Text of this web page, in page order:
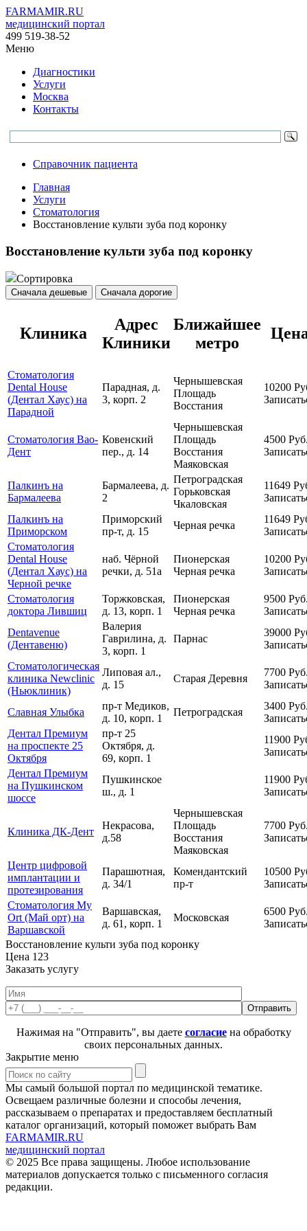
FARMAMIR.RU
медицинский портал
499 519-38-52
Меню
Диагностики
Услуги
Москва
Контакты
Справочник пациента
Главная
Услуги
Стоматология
Восстановление культи зуба под коронку
Восстановление культи зуба под коронку
Сортировка
Сначала дешевые Сначала дорогие
Клиника
Адрес
Клиники
Ближайшее
метро
Стоматология
Dental House
(Дентал Хаус) на
Парадной
Парадная, д.
3, корп. 2
Чернышевская
Площадь
Восстания
10200
Стоматология Вао-
Дент
Ковенский
пер., д. 14
Чернышевская
Площадь
Восстания
Маяковская
4500
Палкинъ на
Бармалеева
Бармалеева, д.
2
Петроградская
Горьковская
Чкаловская
11649
Палкинъ на
Приморском
Приморский
пр-т, д. 15
Черная речка
11649
Стоматология
Dental House
(Дентал Хаус) на
Черной речке
наб. Чёрной
речки, д. 51а
Пионерская
Черная речка
10200
Стоматология
доктора Лившиц
Торжковская,
д. 13, корп. 1
Пионерская
Черная речка
9500
Dentavenue
(Дентавеню)
Валерия
Гаврилина, д.
3, корп. 1
Парнас
39000
Стоматологическая
клиника Newclinic
(Ньюклиник)
Липовая ал.,
д. 15
Старая Деревня
7700
Славная Улыбка
пр-т Медиков,
д. 10, корп. 1
Петроградская
3400
Дентал Премиум
на проспекте 25
Октября
пр-т 25
Октября, д.
69, корп. 1
11900
Дентал Премиум
на Пушкинском
шоссе
Пушкинское
ш., д. 1
11900
Клиника ДК-Дент
Некрасова,
д.58
Чернышевская
Площадь
Восстания
Маяковская
7700
Центр цифровой
имплантации и
протезирования
Парашютная,
д. 34/1
Комендантский
пр-т
10500
Стоматология My
Ort (Май орт) на
Варшавской
Варшавская,
д. 61, корп. 1
Московская
6500
Восстановление культи зуба под коронку
Цена 123
Заказать услугу
Нажимая на "Отправить", вы даете согласиена обработку
своих персональных данных.
Закрытие меню
Мы самый большой портал по медицинской тематике.
Освещаем различные болезни и способы лечения,
рассказываем о препаратах и предоставляем бесплатный
каталог организаций, который поможет выбрать Вам
FARMAMIR.RU
медицинский портал
© 2025 Все права защищены. Любое использование
материалов допускается только с письменного согласия
редакции.